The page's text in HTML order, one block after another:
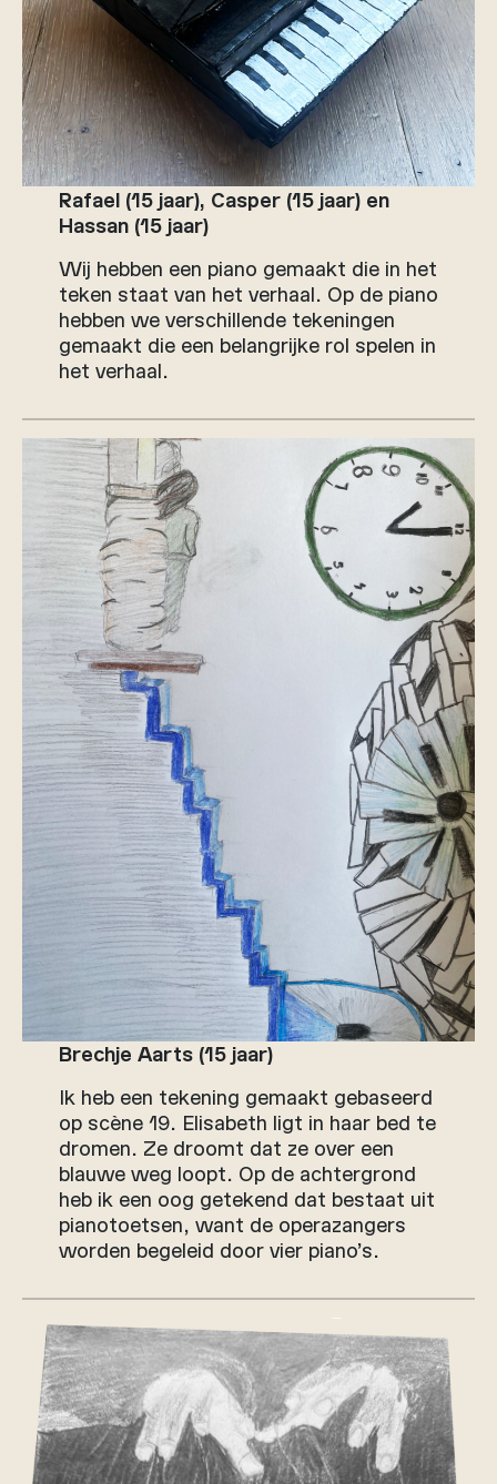
Rafael (15 jaar), Casper (15 jaar) en
Hassan (15 jaar)
Wij hebben een piano gemaakt die in het
teken staat van het verhaal. Op de piano
hebben we verschillende tekeningen
gemaakt die een belangrijke rol spelen in
het verhaal.
Brechje Aarts (15 jaar)
Ik heb een tekening gemaakt gebaseerd
op scène 19. Elisabeth ligt in haar bed te
dromen. Ze droomt dat ze over een
blauwe weg loopt. Op de achtergrond
heb ik een oog getekend dat bestaat uit
pianotoetsen, want de operazangers
worden begeleid door vier piano’s.